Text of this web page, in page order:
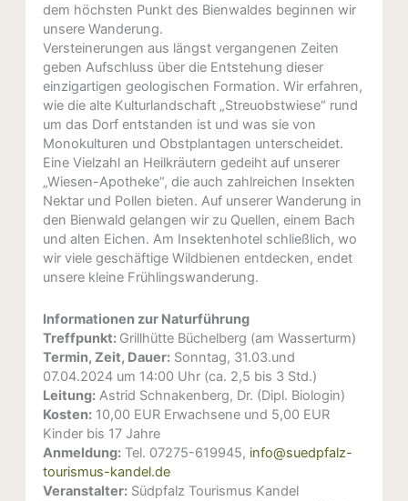
dem höchsten Punkt des Bienwaldes beginnen wir
unsere Wanderung.
Versteinerungen aus längst vergangenen Zeiten
geben Aufschluss über die Entstehung dieser
einzigartigen geologischen Formation. Wir erfahren,
wie die alte Kulturlandschaft „Streuobstwiese“ rund
um das Dorf entstanden ist und was sie von
Monokulturen und Obstplantagen unterscheidet.
Eine Vielzahl an Heilkräutern gedeiht auf unserer
„Wiesen-Apotheke“, die auch zahlreichen Insekten
Nektar und Pollen bieten. Auf unserer Wanderung in
den Bienwald gelangen wir zu Quellen, einem Bach
und alten Eichen. Am Insektenhotel schließlich, wo
wir viele geschäftige Wildbienen entdecken, endet
unsere kleine Frühlingswanderung.
Informationen zur Naturführung
Treffpunkt: Grillhütte Büchelberg (am Wasserturm)
Termin, Zeit, Dauer: Sonntag, 31.03.und
07.04.2024 um 14:00 Uhr (ca. 2,5 bis 3 Std.)
Leitung: Astrid Schnakenberg, Dr. (Dipl. Biologin)
Kosten: 10,00 EUR Erwachsene und 5,00 EUR
Kinder bis 17 Jahre
Anmeldung: Tel. 07275-619945, info@suedpfalz-
tourismus-kandel.de
Veranstalter: Südpfalz Tourismus Kandel